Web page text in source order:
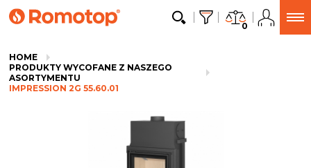
0
HOME
PRODUKTY WYCOFANE Z NASZEGO
ASORTYMENTU
IMPRESSION 2G 55.60.01